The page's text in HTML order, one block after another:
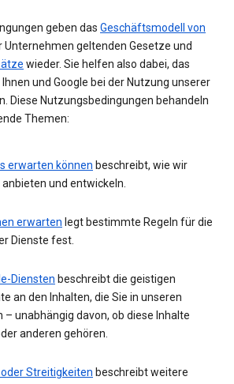
geben das Geschäftsmodell von
Unternehmen geltenden Gesetze und
wieder. Sie helfen also dabei, das
und Google bei der Nutzung unserer
Diese Nutzungsbedingungen behandeln
Themen:
erwarten können beschreibt, wie wir
und entwickeln.
erwarten legt bestimmte Regeln für die
Dienste fest.
Diensten beschreibt die geistigen
an den Inhalten, die Sie in unseren
– unabhängig davon, ob diese Inhalte
anderen gehören.
Streitigkeiten beschreibt weitere